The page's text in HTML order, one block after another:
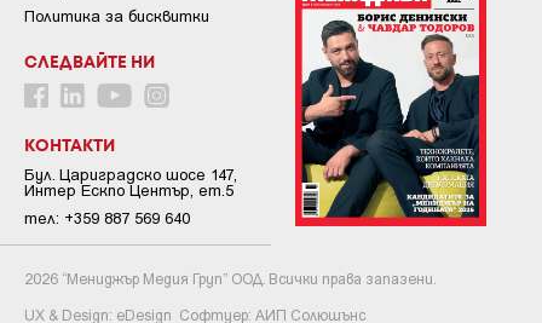
Политика за бисквитки
СЛЕДВАЙТЕ НИ
КОНТАКТИ
Бул. Цариградско шосе 147,
Интер Ескпо Център, ет.5
тел: +359 887 569 640
2026 “Мениджър Медия Груп” ООД. Всички права запазени.
UX & Design: eDesign Софтуер: АИП Солюшънс